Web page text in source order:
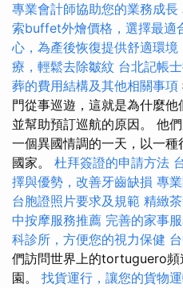
專業會計師協助您的業務成長
索buffet外燴價格，選擇最適
心，為產後恢復提供舒適環境
療，輕鬆去除皺紋 台北記帳
葬的費用結構及其他相關事項
門從事巡遊，這就是為什麼
並幫助預訂巡航的原因。 他
一個異國情調的一天，以一
國家。 杜拜簽證的申請方法
擇與優勢，改善牙齒缺損 專
台胞證照片要求及規範 精緻
中按摩服務推薦 完善的家事
科診所，方便您的視力保健
們訪問世界上的tortuguero頻
園。 找貨運行，讓您的貨物